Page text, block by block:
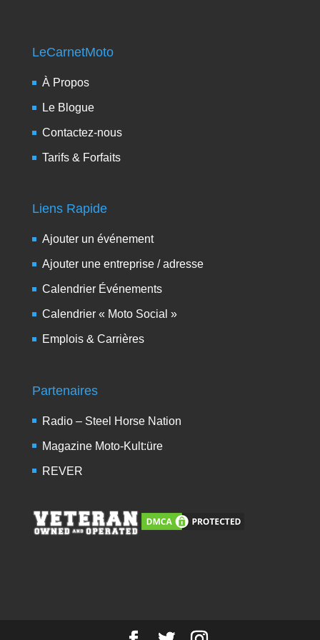
LeCarnetMoto
À Propos
Le Blogue
Contactez-nous
Tarifs & Forfaits
Liens Rapide
Ajouter un événement
Ajouter une entreprise / adresse
Calendrier Événements
Calendrier « Moto Social »
Emplois & Carrières
Partenaires
Radio – Steel Horse Nation
Magazine Moto-Kult:üre
REVER